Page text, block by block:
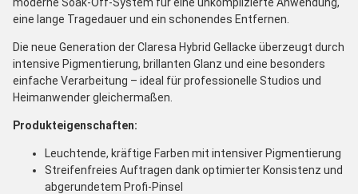
eine lange Tragedauer und ein schonendes Entfernen.
Die neue Generation der Claresa Hybrid Gellacke überzeugt durch
intensive Pigmentierung, brillanten Glanz und eine besonders
einfache Verarbeitung – ideal für professionelle Studios und
Heimanwender gleichermaßen.
Produkteigenschaften:
Leuchtende, kräftige Farben mit intensiver Pigmentierung
Streifenfreies Auftragen dank optimierter Konsistenz und
abgerundetem Profi-Pinsel